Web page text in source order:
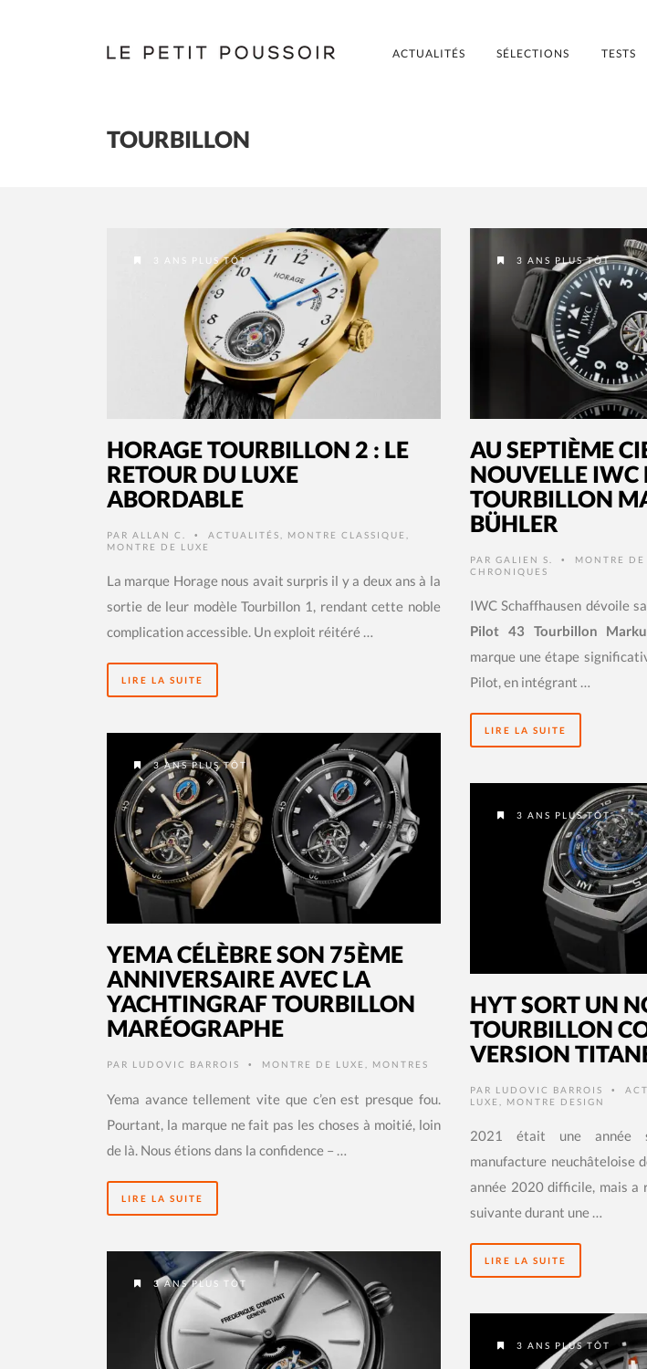
ACTUALITÉS SÉLECTIONS TESTS
TOURBILLON
3 ANS PLUS TÔT
HORAGE TOURBILLON 2 : LE
RETOUR DU LUXE
ABORDABLE
PAR ALLAN C. • ACTUALITÉS MONTRE CLASSIQUE
MONTRE DE LUXE
La marque Horage nous avait surpris il y a deux ans à la
sortie de leur modèle Tourbillon 1, rendant cette noble
complication accessible. Un exploit réitéré …
LIRE LA SUITE
3 ANS PLUS TÔT
AU SEPTIÈME
NOUVELLE IWC
TOURBILLON
BÜHLER
PAR GALIEN S. • MONTRE DE
CHRONIQUES
IWC Schaffhausen dévoile
Pilot 43 Tourbillon
marque une étape
Pilot, en intégrant …
LIRE LA SUITE
3 ANS PLUS TÔT
YEMA CÉLÈBRE SON 75ÈME
ANNIVERSAIRE AVEC LA
YACHTINGRAF TOURBILLON
MARÉOGRAPHE
PAR LUDOVIC BARROIS • MONTRE DE LUXE MONTRES
Yema avance tellement vite que c’en est presque fou.
Pourtant, la marque ne fait pas les choses à moitié, loin
de là. Nous étions dans la confidence – …
LIRE LA SUITE
3 ANS PLUS TÔT
HYT SORT UN
TOURBILLON
VERSION
PAR LUDOVIC BARROIS •
LUXE
MONTRE DESIGN
2021 était une année
manufacture neuchâteloise
année 2020 difficile, mais a
suivante durant une …
LIRE LA SUITE
3 ANS PLUS TÔT
3 ANS PLUS TÔT